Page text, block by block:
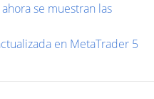
se muestran las
en MetaTrader 5